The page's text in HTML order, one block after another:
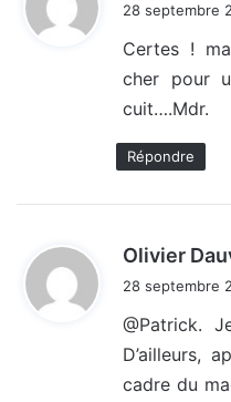
:
28 septembre
Certes !
cher pour
cuit….Mdr.
Répondre
Olivier
28 septembre
@Patrick.
D’ailleurs,
cadre du